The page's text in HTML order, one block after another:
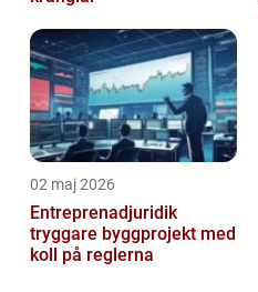
02 maj 2026
Entreprenadjuridik
tryggare byggprojekt med
koll på reglerna